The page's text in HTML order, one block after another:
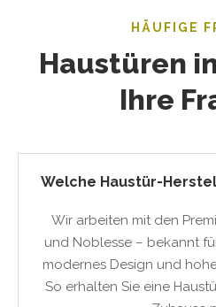
HÄUFIGE
Haustüren
Ihre
Welche Haustür-
Wir arbeiten mit den
und Noblesse – bekannt
modernes Design und
So erhalten Sie eine